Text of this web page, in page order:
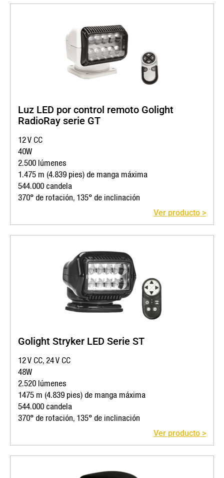
Luz LED por control remoto Golight
RadioRay serie GT
12 V CC
40W
2.500 lúmenes
1.475 m (4.839 pies) de manga máxima
544.000 candela
370° de rotación, 135° de inclinación
Ver producto >
Golight Stryker LED Serie ST
12 V CC, 24 V CC
48W
2.520 lúmenes
1475 m (4.839 pies) de manga máxima
544.000 candela
370° de rotación, 135° de inclinación
Ver producto >